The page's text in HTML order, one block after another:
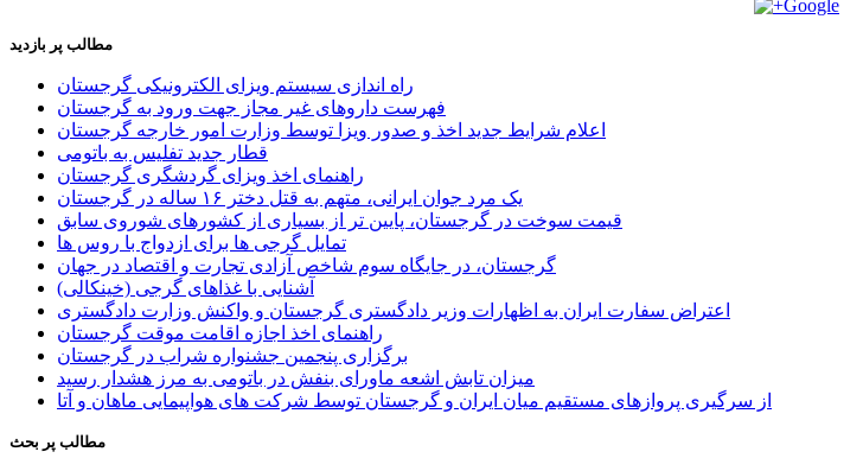
مطالب پر بازدید
راه اندازی سیستم ویزای الکترونیکی گرجستان
فهرست داروهای غیر مجاز جهت ورود به گرجستان
اعلام شرایط جدید اخذ و صدور ویزا توسط وزارت امور خارجه گرجستان
قطار جدید تفلیس به باتومی
راهنمای اخذ ویزای گردشگری گرجستان
یک مرد جوان ایرانی، متهم به قتل دختر ۱۶ ساله در گرجستان
قیمت سوخت در گرجستان، پایین تر از بسیاری از کشورهای شوروی سابق
تمایل گرجی ها برای ازدواج با روس ها
گرجستان، در جایگاه سوم شاخص آزادی تجارت و اقتصاد در جهان
آشنایی با غذاهای گرجی (خینکالی)
اعتراض سفارت ایران به اظهارات وزیر دادگستری گرجستان و واکنش وزارت دادگستری
راهنمای اخذ اجازه اقامت موقت گرجستان
برگزاری پنجمین جشنواره شراب در گرجستان
میزان تابش اشعه ماورای بنفش در باتومی به مرز هشدار رسید
از سرگیری پروازهای مستقیم میان ایران و گرجستان توسط شرکت های هواپیمایی ماهان و آتا
مطالب پر بحث